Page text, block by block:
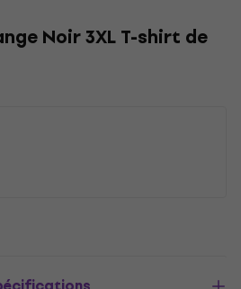
Noir 3XL T-shirt de